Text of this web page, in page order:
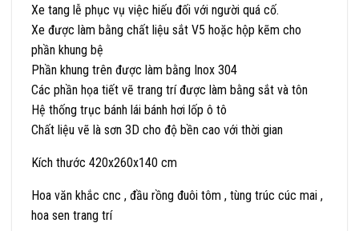
Xe tang lễ phục vụ việc hiếu đối với người quá cố.
Xe được làm bằng chất liệu sắt V5 hoặc hộp kẽm cho
phần khung bệ
Phần khung trên được làm bằng Inox 304
Các phần họa tiết vẽ trang trí được làm bằng sắt và tôn
Hệ thống trục bánh lái bánh hơi lốp ô tô
Chất liệu vẽ là sơn 3D cho độ bền cao với thời gian
Kích thước 420x260x140 cm
Hoa văn khắc cnc , đầu rồng đuôi tôm , tùng trúc cúc mai ,
hoa sen trang trí